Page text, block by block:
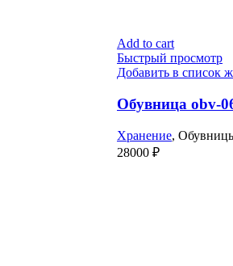
Add to cart
Быстрый просмотр
Добавить в список
Обувница obv-
Хранение,
28000 ₽